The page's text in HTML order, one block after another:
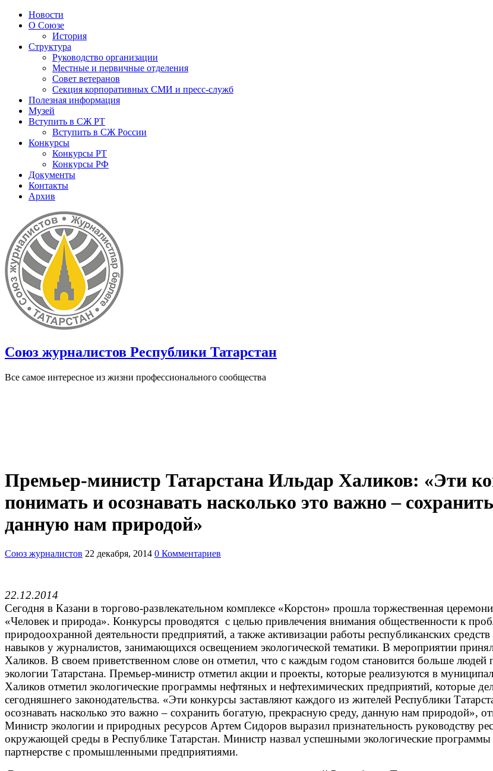
Новости
О Союзе
История
Структура
Руководство организации
Местные и первичные отделения
Совет ветеранов
Секция корпоративных СМИ и пресс-служб
Полезная информация
Музей
Вступить в СЖ РТ
Вступить в СЖ России
Конкурсы
Конкурсы РТ
Конкурсы РФ
Документы
Контакты
Архив
Союз журналистов Республики Татарстан
Все самое интересное из жизни профессионального сообщества
Премьер-министр Татарстана Ильдар Халиков: «Эти
понимать и осознавать насколько это важно –
данную нам природой»
Союз журналистов 22 декабря, 2014 0 Комментариев
22.12.2014
Сегодня в Казани в торгово-развлекательном комплексе «Корстон» прошла торжественная
«Человек и природа». Конкурсы проводятся с целью привлечения внимания общественности к
природоохранной деятельности предприятий, а также активизации работы республиканских
навыков у журналистов, занимающихся освещением экологической тематики. В мероприятии
Халиков. В своем приветственном слове он отметил, что с каждым годом становится больше
экологии Татарстана. Премьер-министр отметил акции и проекты, которые реализуются в
Халиков отметил экологические программы нефтяных и нефтехимических предприятий, которые
сегодняшнего законодательства. «Эти конкурсы заставляют каждого из жителей Республики
осознавать насколько это важно – сохранить богатую, прекрасную среду, данную нам природой»,
Министр экологии и природных ресурсов Артем Сидоров выразил признательность руководству
окружающей среды в Республике Татарстан. Министр назвал успешными экологические
партнерстве с промышленными предприятиями.